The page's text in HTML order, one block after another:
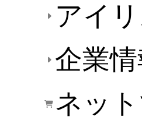
アイ
企業情
ネッ